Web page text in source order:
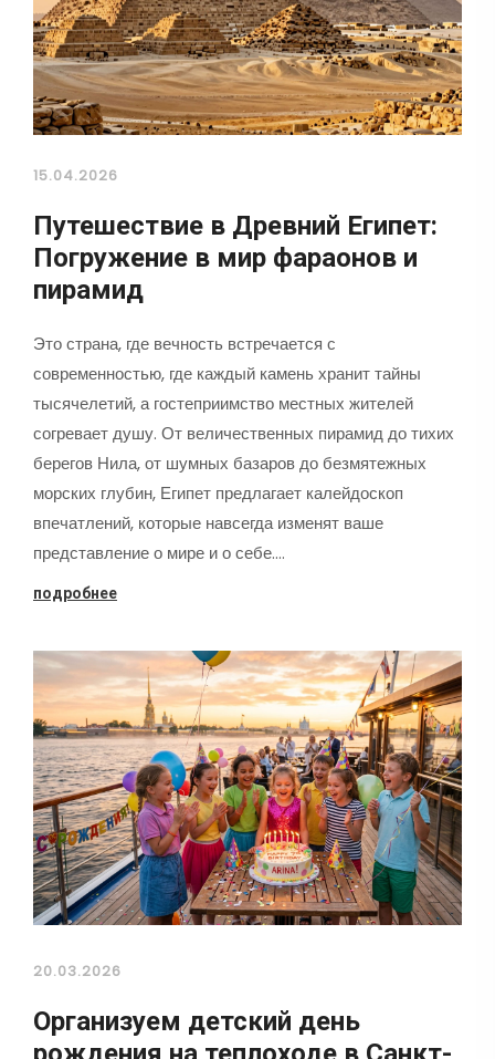
15.04.2026
Путешествие в Древний Египет:
Погружение в мир фараонов и
пирамид
Это страна, где вечность встречается с
современностью, где каждый камень хранит тайны
тысячелетий, а гостеприимство местных жителей
согревает душу. От величественных пирамид до тихих
берегов Нила, от шумных базаров до безмятежных
морских глубин, Египет предлагает калейдоскоп
впечатлений, которые навсегда изменят ваше
представление о мире и о себе.…
подробнее
20.03.2026
Организуем детский день